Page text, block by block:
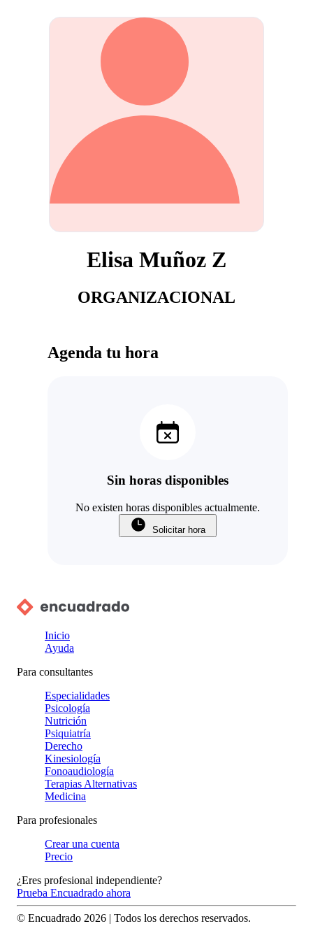
Elisa Muñoz Z
ORGANIZACIONAL
Agenda tu hora
Sin horas disponibles
No existen horas disponibles actualmente.
Solicitar hora
Inicio
Ayuda
Para consultantes
Especialidades
Psicología
Nutrición
Psiquiatría
Derecho
Kinesiología
Fonoaudiología
Terapias Alternativas
Medicina
Para profesionales
Crear una cuenta
Precio
¿Eres profesional independiente?
Prueba Encuadrado ahora
© Encuadrado 2026 | Todos los derechos reservados.